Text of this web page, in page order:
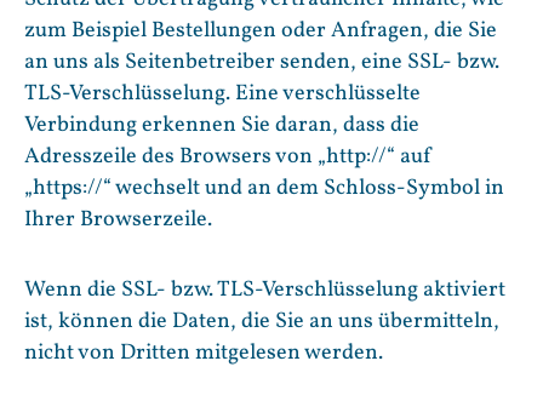
zum Beispiel Bestellungen oder Anfragen, die Sie
an uns als Seitenbetreiber senden, eine SSL- bzw.
TLS-Verschlüsselung. Eine verschlüsselte
Verbindung erkennen Sie daran, dass die
Adresszeile des Browsers von „http://“ auf
„https://“ wechselt und an dem Schloss-Symbol in
Ihrer Browserzeile.
Wenn die SSL- bzw. TLS-Verschlüsselung aktiviert
ist, können die Daten, die Sie an uns übermitteln,
nicht von Dritten mitgelesen werden.